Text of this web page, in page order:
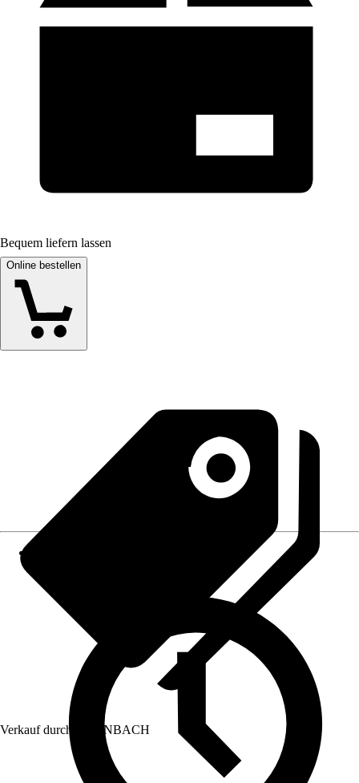
Bequem liefern lassen
Online bestellen
Verkauf durch: HORNBACH